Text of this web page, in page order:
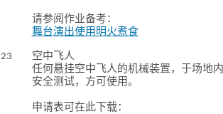
请参阅作业备考：
舞台演出使用明火煮食
23
空中飞人
任何悬挂空中飞人的机械装置，于场地
安全测试，方可使用。
申请表可在此下载：